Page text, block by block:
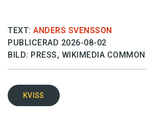
TEXT: ANDERS SVENSSON
PUBLICERAD 2026-08-02
BILD: PRESS, WIKIMEDIA
KVISS